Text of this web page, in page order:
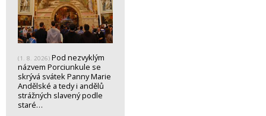
(1. 8. 2026) Pod nezvyklým
názvem Porciunkule se
skrývá svátek Panny Marie
Andělské a tedy i andělů
strážných slavený podle
staré…